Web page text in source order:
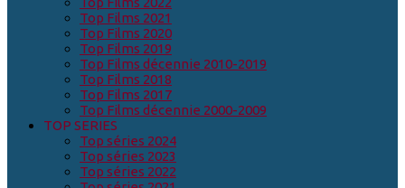
Top Films 2021
Top Films 2020
Top Films 2019
Top Films décennie 2010-2019
Top Films 2018
Top Films 2017
Top Films décennie 2000-2009
TOP SERIES
Top séries 2024
Top séries 2023
Top séries 2022